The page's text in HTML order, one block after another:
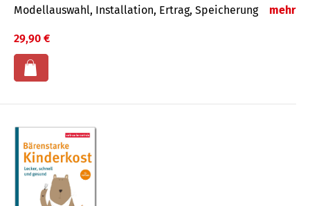
Modellauswahl, Installation, Ertrag, Speicherung mehr
29,90 €